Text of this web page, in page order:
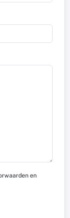
en